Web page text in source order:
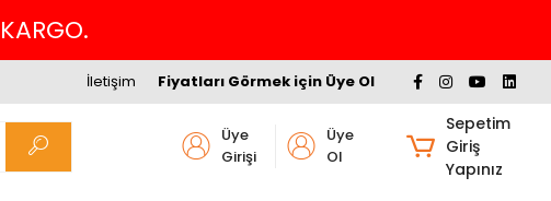
Fiyatları Görmek için Üye Ol
İletişim
Üye
Girişi
Üye
Ol
Sepetim
Giriş
Yapınız